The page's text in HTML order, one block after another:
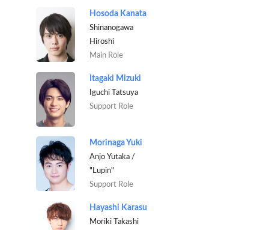
Hosoda Kanata
Shinanogawa
Hiroshi
Main Role
Itagaki Mizuki
Iguchi Tatsuya
Support Role
Morinaga Yuki
Anjo Yutaka /
"Lupin"
Support Role
Hayashi Karasu
Moriki Takashi